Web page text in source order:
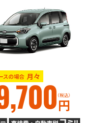
スの場合 月々
円
（税込）